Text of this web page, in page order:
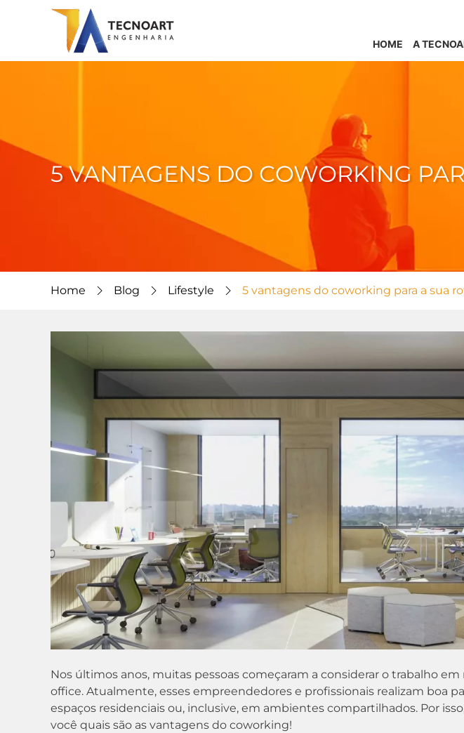
HOME A
5 VANTAGENS DO COWORKING
Home Blog Lifestyle 5 vantagens do coworking para a sua
Nos últimos anos, muitas pessoas começaram a considerar o trabalho
office. Atualmente, esses empreendedores e profissionais realizam boa
espaços residenciais ou, inclusive, em ambientes compartilhados. Por
você quais são as vantagens do coworking!